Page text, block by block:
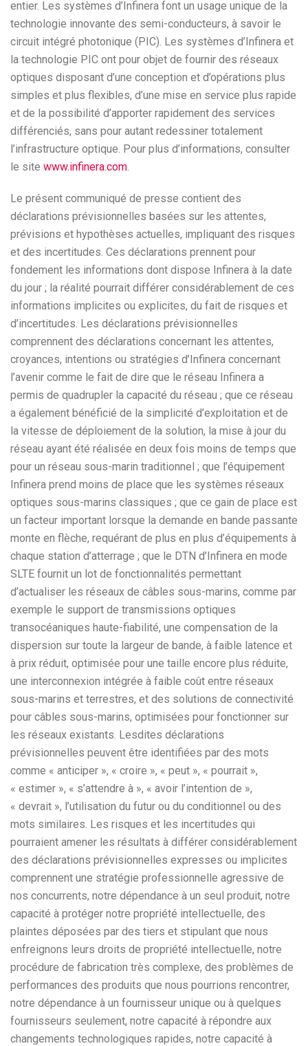
entier. Les systèmes d’Infinera font un usage unique de la
technologie innovante des semi-conducteurs, à savoir le
circuit intégré photonique (PIC). Les systèmes d’Infinera et
la technologie PIC ont pour objet de fournir des réseaux
optiques disposant d’une conception et d’opérations plus
simples et plus flexibles, d’une mise en service plus rapide
et de la possibilité d’apporter rapidement des services
différenciés, sans pour autant redessiner totalement
l’infrastructure optique. Pour plus d’informations, consulter
le site www.infinera.com.
Le présent communiqué de presse contient des
déclarations prévisionnelles basées sur les attentes,
prévisions et hypothèses actuelles, impliquant des risques
et des incertitudes. Ces déclarations prennent pour
fondement les informations dont dispose Infinera à la date
du jour ; la réalité pourrait différer considérablement de ces
informations implicites ou explicites, du fait de risques et
d’incertitudes. Les déclarations prévisionnelles
comprennent des déclarations concernant les attentes,
croyances, intentions ou stratégies d’Infinera concernant
l’avenir comme le fait de dire que le réseau Infinera a
permis de quadrupler la capacité du réseau ; que ce réseau
a également bénéficié de la simplicité d’exploitation et de
la vitesse de déploiement de la solution, la mise à jour du
réseau ayant été réalisée en deux fois moins de temps que
pour un réseau sous-marin traditionnel ; que l’équipement
Infinera prend moins de place que les systèmes réseaux
optiques sous-marins classiques ; que ce gain de place est
un facteur important lorsque la demande en bande passante
monte en flèche, requérant de plus en plus d’équipements à
chaque station d’atterrage ; que le DTN d’Infinera en mode
SLTE fournit un lot de fonctionnalités permettant
d’actualiser les réseaux de câbles sous-marins, comme par
exemple le support de transmissions optiques
transocéaniques haute-fiabilité, une compensation de la
dispersion sur toute la largeur de bande, à faible latence et
à prix réduit, optimisée pour une taille encore plus réduite,
une interconnexion intégrée à faible coût entre réseaux
sous-marins et terrestres, et des solutions de connectivité
pour câbles sous-marins, optimisées pour fonctionner sur
les réseaux existants. Lesdites déclarations
prévisionnelles peuvent être identifiées par des mots
comme « anticiper », « croire », « peut », « pourrait »,
« estimer », « s’attendre à », « avoir l’intention de »,
« devrait », l’utilisation du futur ou du conditionnel ou des
mots similaires. Les risques et les incertitudes qui
pourraient amener les résultats à différer considérablement
des déclarations prévisionnelles expresses ou implicites
comprennent une stratégie professionnelle agressive de
nos concurrents, notre dépendance à un seul produit, notre
capacité à protéger notre propriété intellectuelle, des
plaintes déposées par des tiers et stipulant que nous
enfreignons leurs droits de propriété intellectuelle, notre
procédure de fabrication très complexe, des problèmes de
performances des produits que nous pourrions rencontrer,
notre dépendance à un fournisseur unique ou à quelques
fournisseurs seulement, notre capacité à répondre aux
changements technologiques rapides, notre capacité à